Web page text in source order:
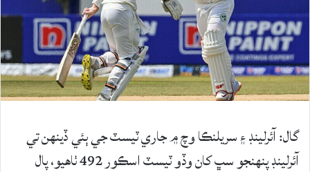
گال: آئرلينڊ ۽ سريلنڪا وچ ۾ جاري ٽيسٽ جي ٻئي ڏينهن تي
آئرلينڊ پنهنجو سڀ کان وڏو ٽيسٽ اسڪور 492 ٺاهيو، پال